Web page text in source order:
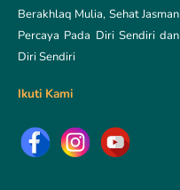
Berakhlaq Mulia, Sehat
Percaya Pada Diri Sendiri
Diri Sendiri
Ikuti Kami